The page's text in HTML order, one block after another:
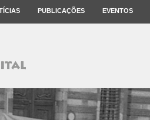
PUBLICAÇÕES EVENTOS